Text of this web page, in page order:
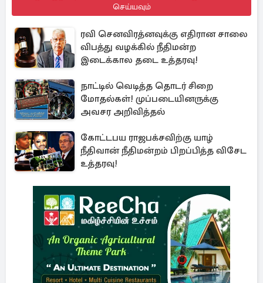
செய்யவும்
ரவி செனவிரத்னவுக்கு எதிரான சாலை
விபத்து வழக்கில் நீதிமன்ற
இடைக்கால தடை உத்தரவு!
நாட்டில் வெடித்த தொடர் சிறை
மோதல்கள்! முப்படையினருக்கு
அவசர அறிவித்தல்
கோட்டபய ராஜபக்சவிற்கு யாழ்
நீதிவான் நீதிமன்றம் பிறப்பித்த விசேட
உத்தரவு!